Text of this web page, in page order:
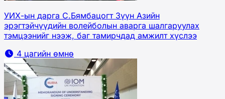
УИХ-ын дарга С.Бямбацогт Зүүн Азийн
эрэгтэйчүүдийн волейболын аварга шалгаруулах
тэмцээнийг нээж, баг тамирчдад амжилт хүслээ
4 цагийн өмнө